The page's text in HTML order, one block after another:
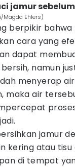
jamur
Magda Ehlers)
berpikir
cara yang
dapat
namun
menyerap
maka air
jamur
kering atau
di tempat